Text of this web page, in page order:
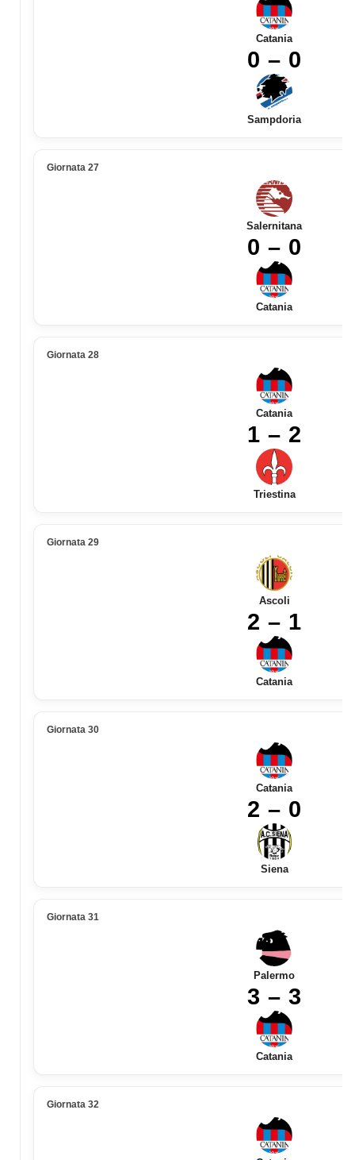
Catania
0 – 0
Sampdoria
Giornata 27
Salernitana
0 – 0
Catania
Giornata 28
Catania
1 – 2
Triestina
Giornata 29
Ascoli
2 – 1
Catania
Giornata 30
Catania
2 – 0
Siena
Giornata 31
Palermo
3 – 3
Catania
Giornata 32